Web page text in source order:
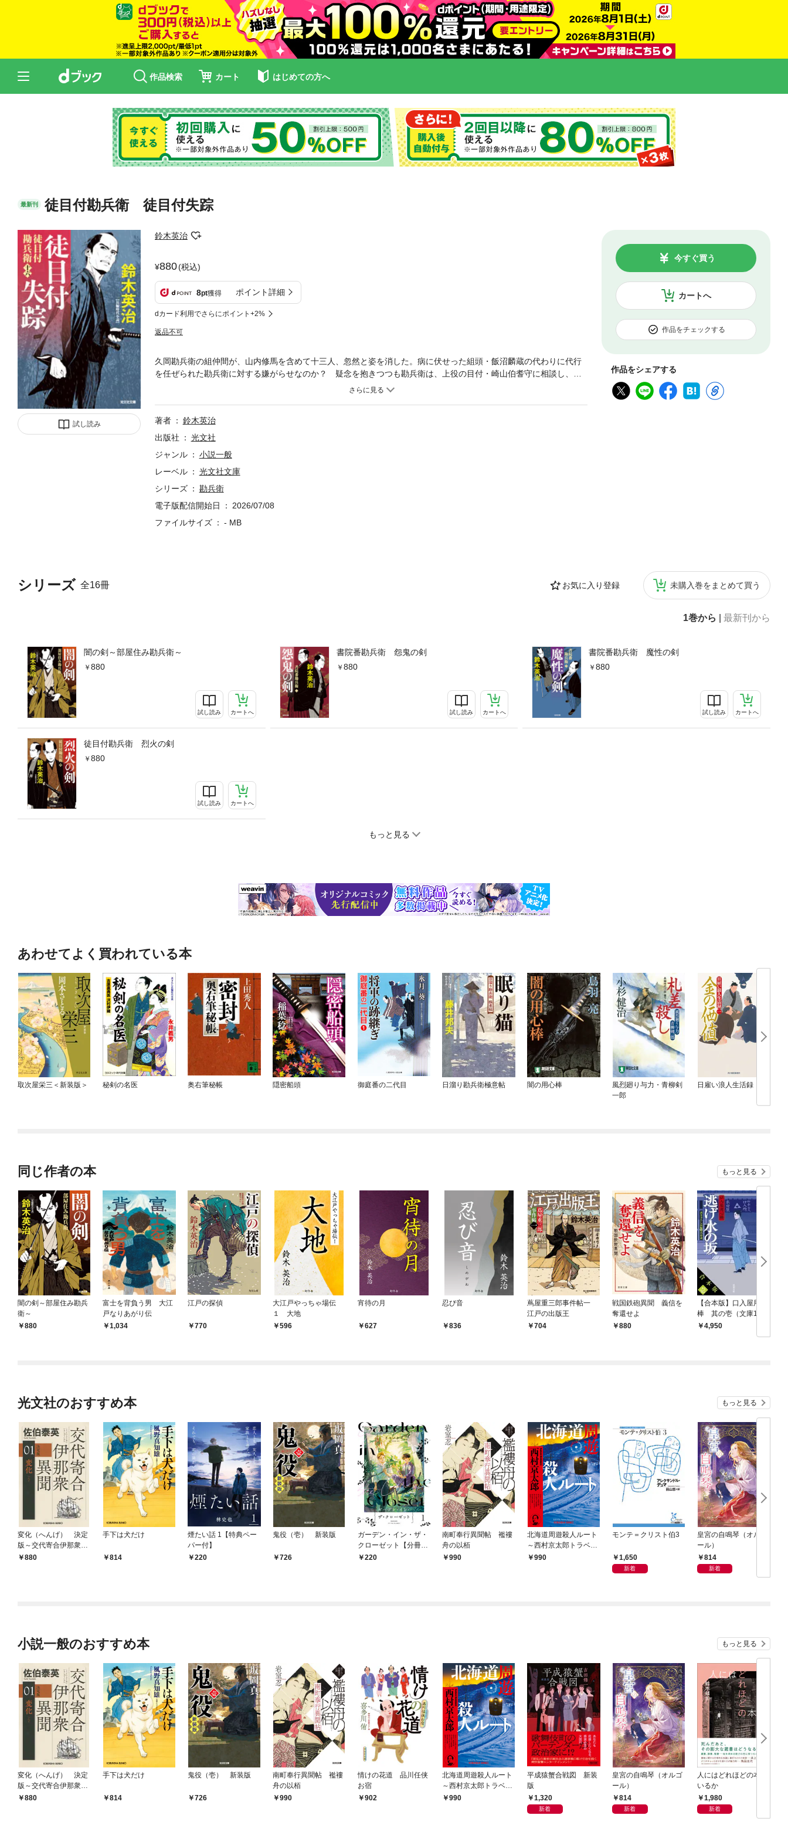
作品検索 カート はじめての方へ
最新刊 徒目付勘兵衛 徒目付失踪
試し読み
鈴木英治
880(税込)
8pt獲得 ポイント詳細
dカード利用でさらにポイント+2%
返品不可
カートへ
今すぐ買う
作品をチェックする
作品をシェアする
シリーズ 全16冊 お気に入り登録 未購入巻をまとめて買う
1巻から 最新刊から
闇の剣～部屋住み勘兵衛～
880
試し読み カートへ
書院番勘兵衛 怨鬼の剣
880
試し読み カートへ
書院番勘兵衛 魔性の剣
880
試し読み カートへ
徒目付勘兵衛 烈火の剣
880
試し読み カートへ
もっと見る
久岡勘兵衛の組仲間が、山内修馬を含めて十三人、忽然と姿を消した。病に伏せった組頭・飯沼麟蔵の代わりに代行
を任ぜられた勘兵衛に対する嫌がらせなのか？ 疑念を抱きつつも勘兵衛は、上役の目付・崎山伯耆守に相談し、仲
間の探索に入るが……。十三人もの大人を一度に拉致できる集団がいるのだろうか？ 勘兵衛の孤軍奮闘が始まる。
著者
鈴木英治
出版社
光文社
ジャンル
小説一般
レーベル
光文社文庫
シリーズ
勘兵衛
電子版配信開始日
2026/07/08
ファイルサイズ
- MB
あわせてよく買われている本
取次屋栄三＜新装版＞ 秘剣の名医 奥右筆秘帳 隠密船頭 御庭番の二代目 日溜り勘兵衛極意帖 闇の用心棒
風烈廻り与力・青柳剣
一郎
日雇い浪人生活録
同じ作者の本 もっと見る
闇の剣～部屋住み勘兵
衛～
880
富士を背負う男 大江
戸なりあがり伝
1,034
江戸の探偵
770
大江戸やっちゃ場伝
１ 大地
596
宵待の月
627
忍び音
836
蔦屋重三郎事件帖一
江戸の出版王
704
戦国鉄砲異聞 義信を
奪還せよ
880
【合本版】口入屋用心
棒 其の壱（文庫1～1
0巻収録）
4,950
光文社のおすすめ本 もっと見る
変化（へんげ） 決定
版～交代寄合伊那衆異
聞（1）～
880
手下は犬だけ
814
煙たい話 1【特典ペー
パー付】
220
鬼役（壱） 新装版
726
ガーデン・イン・ザ・
クローゼット【分冊
版】1
220
南町奉行異聞帖 襤褸
舟の以栢
990
北海道周遊殺人ルート
～西村京太郎トラベル
ミステリー・セレクシ
990
モンテ＝クリスト伯3
1,650
新着
皇宮の自鳴琴（オルゴ
ール）
814
新着
小説一般のおすすめ本 もっと見る
変化（へんげ） 決定
版～交代寄合伊那衆異
聞（1）～
880
手下は犬だけ
814
鬼役（壱） 新装版
726
南町奉行異聞帖 襤褸
舟の以栢
990
情けの花道 品川任侠
お宿
902
北海道周遊殺人ルート
～西村京太郎トラベル
ミステリー・セレクシ
990
平成猿蟹合戦図 新装
版
1,320
新着
皇宮の自鳴琴（オルゴ
ール）
814
新着
人にはどれほどの本が
いるか
1,980
新着